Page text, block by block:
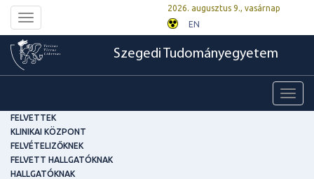
Toggle
navigation
2026. augusztus 9., vasárnap
EN
Szegedi Tudományegyetem
FELVETTEK
KLINIKAI KÖZPONT
FELVÉTELIZŐKNEK
FELVETT HALLGATÓKNAK
HALLGATÓKNAK